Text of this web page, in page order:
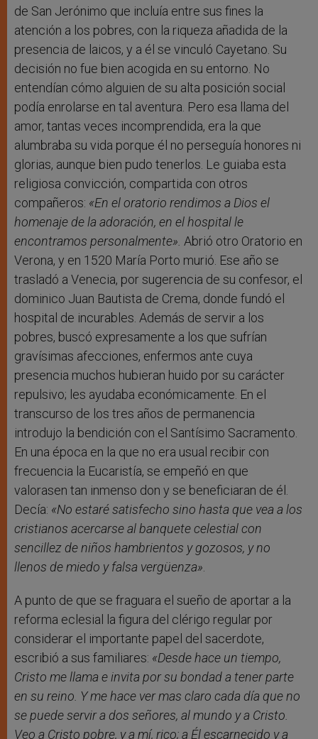
de San Jerónimo que incluía entre sus fines la
atención a los pobres, con la riqueza añadida de la
presencia de laicos, y a él se vinculó Cayetano. Su
decisión no fue bien acogida en su entorno. No
entendían cómo alguien de su alta posición social
podía enrolarse en tal aventura. Pero esa llama del
amor, tantas veces incomprendida, era la que
alumbraba su vida porque él no perseguía honores ni
glorias, aunque bien pudo tenerlos. Le guiaba esta
religiosa convicción, compartida con otros
compañeros: «En el oratorio rendimos a Dios el
homenaje de la adoración, en el hospital le
encontramos personalmente». Abrió otro Oratorio en
Verona, y en 1520 María Porto murió. Ese año se
trasladó a Venecia, por sugerencia de su confesor, el
dominico Juan Bautista de Crema, donde fundó el
hospital de incurables. Además de servir a los
pobres, buscó expresamente a los que sufrían
gravísimas afecciones, enfermos ante cuya
presencia muchos hubieran huido por su carácter
repulsivo; les ayudaba económicamente. En el
transcurso de los tres años de permanencia
introdujo la bendición con el Santísimo Sacramento.
En una época en la que no era usual recibir con
frecuencia la Eucaristía, se empeñó en que
valorasen tan inmenso don y se beneficiaran de él.
Decía: «No estaré satisfecho sino hasta que vea a los
cristianos acercarse al banquete celestial con
sencillez de niños hambrientos y gozosos, y no
llenos de miedo y falsa vergüenza»
A punto de que se fraguara el sueño de aportar a la
reforma eclesial la figura del clérigo regular por
considerar el importante papel del sacerdote,
escribió a sus familiares: «Desde hace un tiempo,
Cristo me llama e invita por su bondad a tener parte
en su reino. Y me hace ver mas claro cada día que no
se puede servir a dos señores, al mundo y a Cristo.
Veo a Cristo pobre, y a mí, rico; a Él escarnecido y a